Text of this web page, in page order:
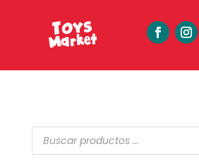
Búsqueda
de
productos